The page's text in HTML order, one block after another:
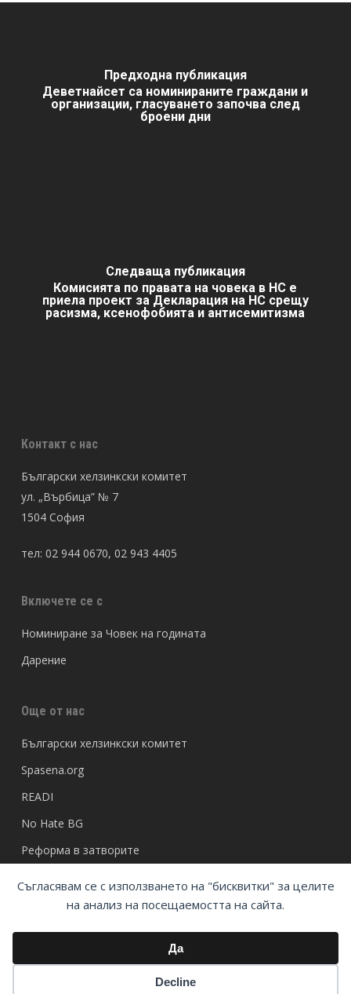
Съгласявам се с използването на "бисквитки" за целите
на анализ на посещаемостта на сайта.
Да
Decline
Предходна публикация
Деветнайсет са номинираните граждани и
организации, гласуването започва след
броени дни
Следваща публикация
Комисията по правата на човека в НС е
приела проект за Декларация на НС срещу
расизма, ксенофобията и антисемитизма
Контакт с нас
Български хелзинкски комитет
ул. „Върбица” № 7
1504 София
тел: 02 944 0670, 02 943 4405
Включете се с
Номиниране за Човек на годината
Дарение
Още от нас
Български хелзинкски комитет
Spasena.org
READI
No Hate BG
Реформа в затворите
© Български хелзинкски комитет